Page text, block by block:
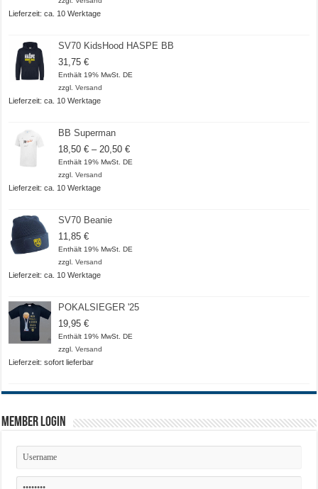
Lieferzeit: ca. 10 Werktage
SV70 KidsHood HASPE BB
31,75€
Enthält 19% MwSt. DE
zzgl.Versand
Lieferzeit: ca. 10 Werktage
BB Superman
18,50€ – 20,50€Preisspanne:
18,50 €
Enthält 19% MwSt. DE
zzgl.Versand
Lieferzeit: ca. 10 Werktage
SV70 Beanie
11,85€
Enthält 19% MwSt. DE
zzgl.Versand
Lieferzeit: ca. 10 Werktage
POKALSIEGER '25
19,95€
Enthält 19% MwSt. DE
zzgl.Versand
Lieferzeit: sofort lieferbar
Member Login